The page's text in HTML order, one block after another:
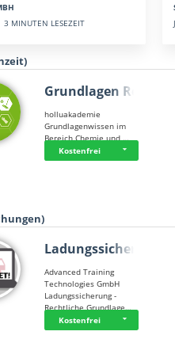
MINUTEN LESEZEIT
Grundlagen Rein…
holluakademie
Grundlagenwissen im
Bereich Chemie und …
Kostenfrei
Ladungssicherung
Advanced Training
Technologies GmbH
Ladungssicherung -
Rechtliche Grundlage…
Kostenfrei